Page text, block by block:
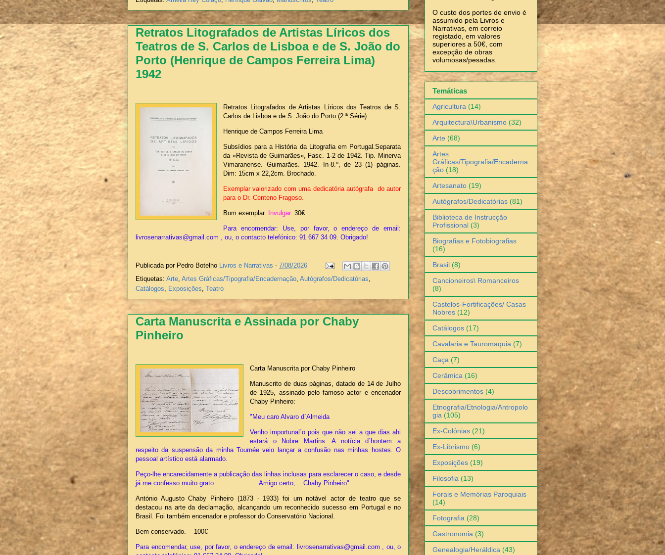
Retratos Litografados de Artistas Líricos dos
Teatros de S. Carlos de Lisboa e de S. João do
Porto (Henrique de Campos Ferreira Lima)
1942
Retratos Litografados de Artistas Líricos dos Teatros de S.
Carlos de Lisboa e de S. João do Porto (2.ª Série)
Henrique de Campos Ferreira Lima
Subsídios para a História da Litografia em Portugal.Separata
da «Revista de Guimarães», Fasc. 1-2 de 1942. Tip. Minerva
Vimaranense. Guimarães. 1942. In-8.º, de 23 (1) páginas.
Dim: 15cm x 22,2cm. Brochado.
Exemplar valorizado com uma dedicatória autógrafa do autor
para o Dr. Centeno Fragoso.
Bom exemplar. Invulgar. 30€
Para encomendar: Use, por favor, o endereço de email:
livrosenarrativas@gmail.com , ou, o contacto telefónico: 91 667 34 09. Obrigado!
Publicada por Pedro Botelho Livros e Narrativas - 7/08/2026
Etiquetas: Arte, Artes Gráficas/Tipografia/Encadernação, Autógrafos/Dedicatórias,
Catálogos, Exposições, Teatro
Carta Manuscrita e Assinada por Chaby
Pinheiro
Carta Manuscrita por Chaby Pinheiro
Manuscrito de duas páginas, datado de 14 de Julho
de 1925, assinado pelo famoso actor e encenador
Chaby Pinheiro:
"Meu caro Alvaro d´Almeida
Venho importunal´o pois que não sei a que dias ahi
estará o Nobre Martins. A notícia d´hontem a
respeito da suspensão da minha Tournée veio lançar a confusão nas minhas hostes. O
pessoal artístico está alarmado.
Peço-lhe encarecidamente a publicação das linhas inclusas para esclarecer o caso, e desde
já me confesso muito grato. Amigo certo, Chaby Pinheiro"
António Augusto Chaby Pinheiro (1873 - 1933) foi um notável actor de teatro que se
destacou na arte da declamação, alcançando um reconhecido sucesso em Portugal e no
Brasil. Foi também encenador e professor do Conservatório Nacional.
Bem conservado. 100€
Para encomendar, use, por favor, o endereço de email: livrosenarrativas@gmail.com , ou, o
O custo dos portes de envio é
assumido pela Livros e
Narrativas, em correio
registado, em valores
superiores a 50€, com
excepção de obras
volumosas/pesadas.
Temáticas
Agricultura (14)
Arquitectura\Urbanismo (32)
Arte (68)
Artes
Gráficas/Tipografia/Encaderna
ção (18)
Artesanato (19)
Autógrafos/Dedicatórias (81)
Biblioteca de Instrucção
Profissional (3)
Biografias e Fotobiografias
(16)
Brasil (8)
Cancioneiros\ Romanceiros
(8)
Castelos-Fortificações/ Casas
Nobres (12)
Catálogos (17)
Cavalaria e Tauromaquia (7)
Caça (7)
Cerâmica (16)
Descobrimentos (4)
Etnografia/Etnologia/Antropolo
gia (105)
Ex-Colónias (21)
Ex-Librismo (6)
Exposições (19)
Filosofia (13)
Forais e Memórias Paroquiais
(14)
Fotografia (28)
Gastronomia (3)
Genealogia/Heráldica (43)